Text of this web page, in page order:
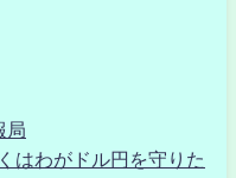
局
はわがドル円を守りた